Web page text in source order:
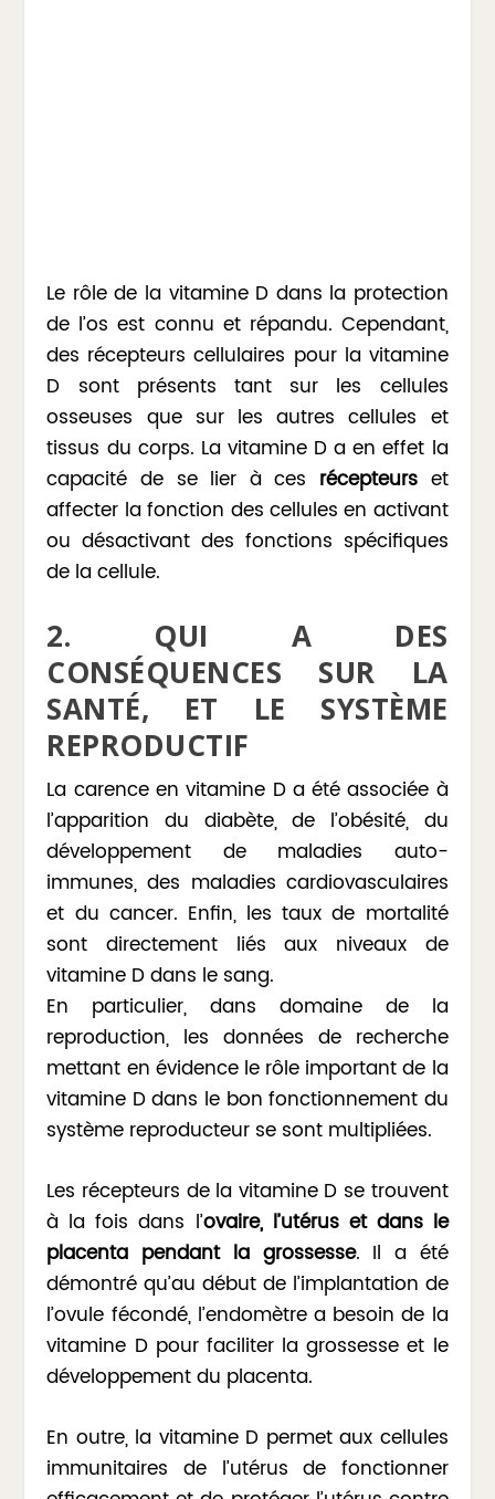
Le rôle de la vitamine D dans la protection
de l’os est connu et répandu. Cependant,
des récepteurs cellulaires pour la vitamine
D sont présents tant sur les cellules
osseuses que sur les autres cellules et
tissus du corps. La vitamine D a en effet la
capacité de se lier à ces récepteurs et
affecter la fonction des cellules en activant
ou désactivant des fonctions spécifiques
de la cellule.
2. QUI A DES
CONSÉQUENCES SUR LA
SANTÉ, ET LE SYSTÈME
REPRODUCTIF
La carence en vitamine D a été associée à
l’apparition du diabète, de l’obésité, du
développement de maladies auto-
immunes, des maladies cardiovasculaires
et du cancer. Enfin, les taux de mortalité
sont directement liés aux niveaux de
vitamine D dans le sang.
En particulier, dans domaine de la
reproduction, les données de recherche
mettant en évidence le rôle important de la
vitamine D dans le bon fonctionnement du
système reproducteur se sont multipliées.
Les récepteurs de la vitamine D se trouvent
à la fois dans l’ovaire, l’utérus et dans le
placenta pendant la grossesse. Il a été
démontré qu’au début de l’implantation de
l’ovule fécondé, l’endomètre a besoin de la
vitamine D pour faciliter la grossesse et le
développement du placenta.
En outre, la vitamine D permet aux cellules
immunitaires de l’utérus de fonctionner